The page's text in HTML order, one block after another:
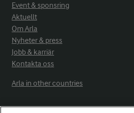
Event & sponsring
Aktuellt
Om Arla
Nyheter & press
Jobb & karriär
Kontakta oss
Arla in other countries